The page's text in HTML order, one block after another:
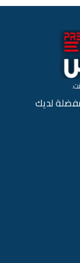
لديك